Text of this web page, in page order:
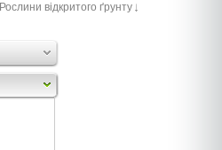
Рослини відкритого ґрунту